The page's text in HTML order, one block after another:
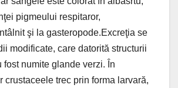
pigmeului respitaror,
şi la gasteropode.Excreţia se
modificate, care datorită structurii
fost numite glande verzi. În
crustaceele trec prin forma larvară,